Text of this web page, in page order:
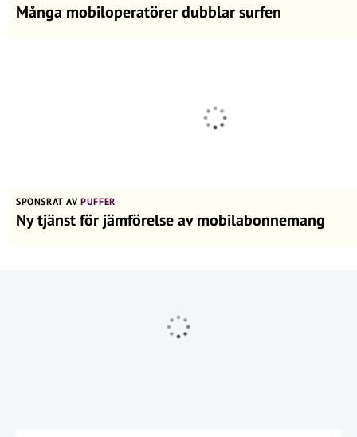
Många mobiloperatörer dubblar surfen
SPONSRAT AVPUFFER
Ny tjänst för jämförelse av mobilabonnemang